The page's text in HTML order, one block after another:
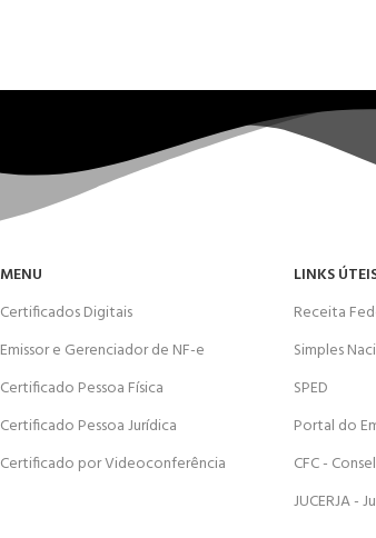
MENU
Certificados Digitais
Emissor e Gerenciador de NF-e
Certificado Pessoa Física
Certificado Pessoa Jurídica
Certificado por Videoconferência
LINKS
Receita
Simples
SPED
Portal do
CFC -
JUCERJA -